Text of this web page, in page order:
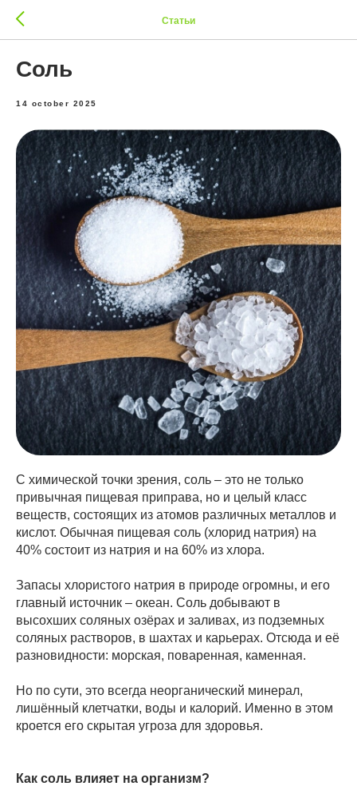
Статьи
Соль
14 october 2025
С химической точки зрения, соль – это не только
привычная пищевая приправа, но и целый класс
веществ, состоящих из атомов различных металлов и
кислот. Обычная пищевая соль (хлорид натрия) на
40% состоит из натрия и на 60% из хлора.
Запасы хлористого натрия в природе огромны, и его
главный источник – океан. Соль добывают в
высохших соляных озёрах и заливах, из подземных
соляных растворов, в шахтах и карьерах. Отсюда и её
разновидности: морская, поваренная, каменная.
Но по сути, это всегда неорганический минерал,
лишённый клетчатки, воды и калорий. Именно в этом
кроется его скрытая угроза для здоровья.
Как соль влияет на организм?